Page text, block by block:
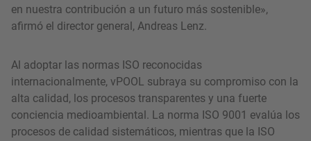
en nuestra contribución a un futuro más sostenible»,
afirmó el director general, Andreas Lenz.
Al adoptar las normas ISO reconocidas
internacionalmente, vPOOL subraya su compromiso con la
alta calidad, los procesos transparentes y una fuerte
conciencia medioambiental. La norma ISO 9001 evalúa los
procesos de calidad sistemáticos, mientras que la ISO